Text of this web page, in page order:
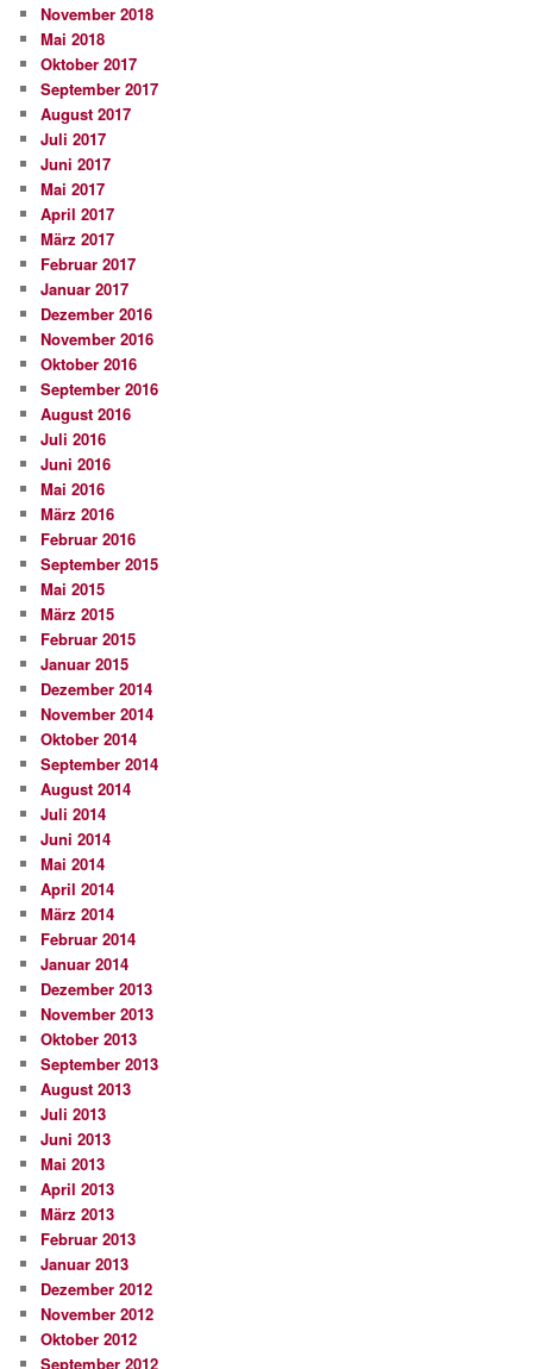
November 2018
Mai 2018
Oktober 2017
September 2017
August 2017
Juli 2017
Juni 2017
Mai 2017
April 2017
März 2017
Februar 2017
Januar 2017
Dezember 2016
November 2016
Oktober 2016
September 2016
August 2016
Juli 2016
Juni 2016
Mai 2016
März 2016
Februar 2016
September 2015
Mai 2015
März 2015
Februar 2015
Januar 2015
Dezember 2014
November 2014
Oktober 2014
September 2014
August 2014
Juli 2014
Juni 2014
Mai 2014
April 2014
März 2014
Februar 2014
Januar 2014
Dezember 2013
November 2013
Oktober 2013
September 2013
August 2013
Juli 2013
Juni 2013
Mai 2013
April 2013
März 2013
Februar 2013
Januar 2013
Dezember 2012
November 2012
Oktober 2012
September 2012